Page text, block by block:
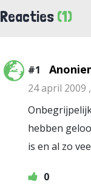
Reacties (1)
#1
24 april 2009
hebben
is en al zo
0